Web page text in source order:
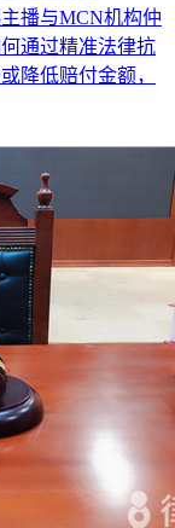
播与MCN机构仲
通过精准法律抗
降低赔付金额，